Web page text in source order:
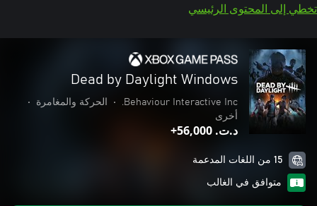
تخطي إلى المحتوى الرئيسي
Dead by Daylight Windows
Behaviour Interactive Inc.
• الحركة والمغامرة
•
أخرى
د.ت.‏ 56,000+
15 من اللغات المدعمة
متوافق في الغالب